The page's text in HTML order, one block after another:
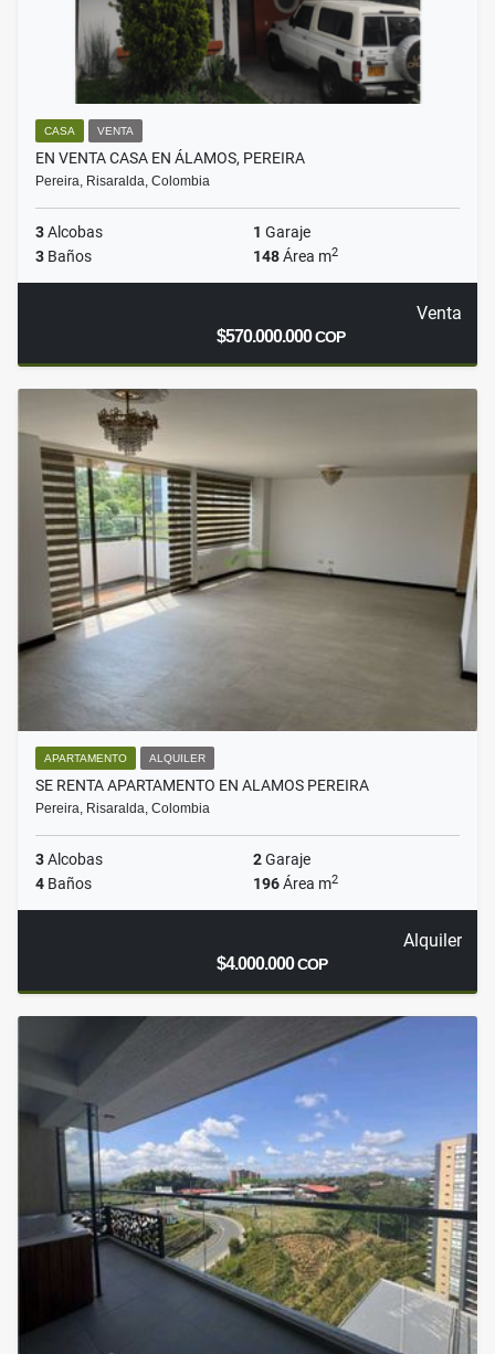
CASA VENTA
EN VENTA CASA EN ÁLAMOS, PEREIRA
Pereira, Risaralda, Colombia
3Alcobas 1 Garaje
3 Baños 148Área m2
Venta
$570.000.000COP
APARTAMENTO ALQUILER
SE RENTA APARTAMENTO EN ALAMOS PEREIRA
Pereira, Risaralda, Colombia
3Alcobas 2Garaje
4 Baños 196Área m2
Alquiler
$4.000.000COP